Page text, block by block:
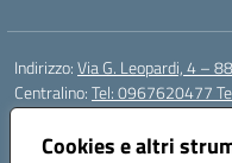
Cookies e altri
Indirizzo:Via G. Leopardi, 4 –
Centralino:Tel: 0967620477
Email:
Posta elettronica certificata